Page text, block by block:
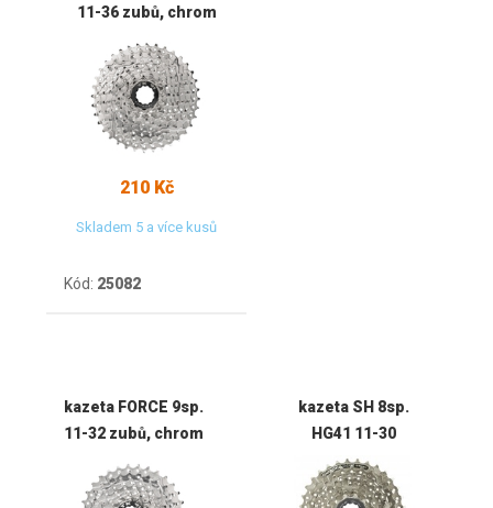
11-36 zubů, chrom
210 Kč
Skladem 5 a více kusů
Kód: 25082
kazeta FORCE 9sp.
11-32 zubů, chrom
kazeta SH 8sp.
HG41 11-30